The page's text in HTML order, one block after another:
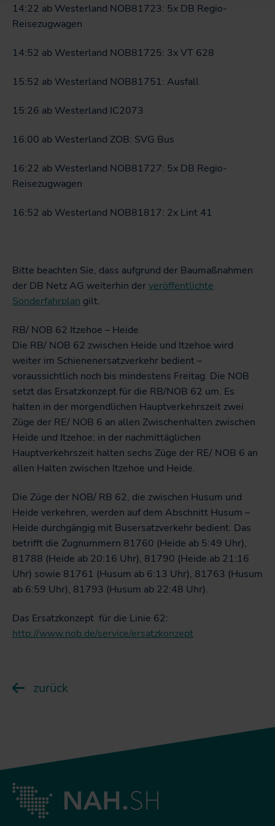
14:22 ab Westerland NOB81723: 5x DB Regio-
Reisezugwagen
14:52 ab Westerland NOB81725: 3x VT 628
15:52 ab Westerland NOB81751: Ausfall
15:26 ab Westerland IC2073
16:00 ab Westerland ZOB: SVG Bus
16:22 ab Westerland NOB81727: 5x DB Regio-
Reisezugwagen
16:52 ab Westerland NOB81817: 2x Lint 41
Bitte beachten Sie, dass aufgrund der Baumaßnahmen
der DB Netz AG weiterhin derveröffentlichte
Sonderfahrplan gilt.
RB/ NOB 62 Itzehoe – Heide
Die RB/ NOB 62 zwischen Heide und Itzehoe wird
weiter im Schienenersatzverkehr bedient –
voraussichtlich noch bis mindestens Freitag. Die NOB
setzt das Ersatzkonzept für die RB/NOB 62 um. Es
halten in der morgendlichen Hauptverkehrszeit zwei
Züge der RE/ NOB 6 an allen Zwischenhalten zwischen
Heide und Itzehoe; in der nachmittäglichen
Hauptverkehrszeit halten sechs Züge der RE/ NOB 6 an
allen Halten zwischen Itzehoe und Heide.
Die Züge der NOB/ RB 62, die zwischen Husum und
Heide verkehren, werden auf dem Abschnitt Husum –
Heide durchgängig mit Busersatzverkehr bedient. Das
betrifft die Zugnummern 81760 (Heide ab 5:49 Uhr),
81788 (Heide ab 20:16 Uhr), 81790 (Heide ab 21:16
Uhr) sowie 81761 (Husum ab 6:13 Uhr), 81763 (Husum
ab 6:59 Uhr), 81793 (Husum ab 22:48 Uhr).
Das Ersatzkonzept für die Linie 62:
http://www.nob.de/service/ersatzkonzept
zurück